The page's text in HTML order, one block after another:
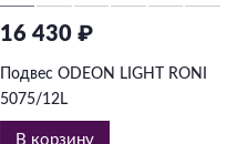
16 430 ₽
Подвес ODEON LIGHT RONI
5075/12L
В корзину